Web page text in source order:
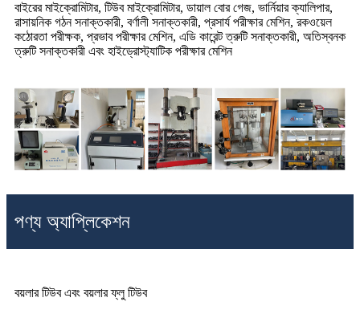
বাইরের মাইক্রোমিটার, টিউব মাইক্রোমিটার, ডায়াল বোর গেজ, ভার্নিয়ার ক্যালিপার,
রাসায়নিক গঠন সনাক্তকারী, বর্ণালী সনাক্তকারী, প্রসার্য পরীক্ষার মেশিন, রকওয়েল
কঠোরতা পরীক্ষক, প্রভাব পরীক্ষার মেশিন, এডি কারেন্ট ত্রুটি সনাক্তকারী, অতিস্বনক
ত্রুটি সনাক্তকারী এবং হাইড্রোস্ট্যাটিক পরীক্ষার মেশিন
পণ্য অ্যাপ্লিকেশন
বয়লার টিউব এবং বয়লার ফ্লু টিউব